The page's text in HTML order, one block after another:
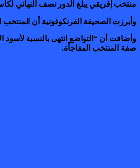
منتخب إفريقي يبلغ الدور نصف النهائي
وأبرزت الصحيفة الفرنكوفونية أن
وأضافت أن “التواضع انتهى بالنسبة لأسود
صفة المنتخب المفاجأة.